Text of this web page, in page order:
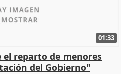
01:33
reparto de menores
del Gobierno"